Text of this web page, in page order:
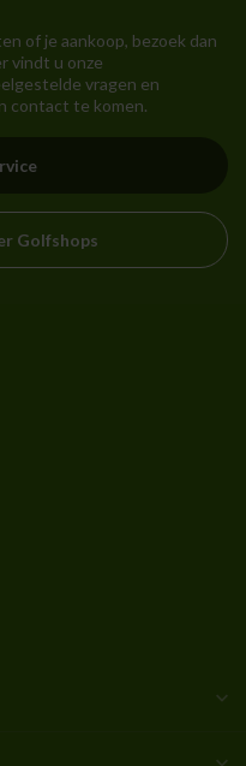
of je aankoop, bezoek dan
vindt u onze
vragen en
contact te komen.
Golfshops